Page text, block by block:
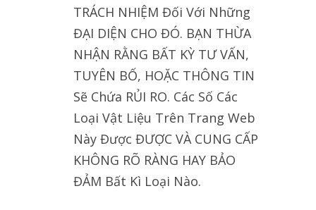
TRÁCH NHIỆM Đối Với Những
ĐẠI DIỆN CHO ĐÓ. BẠN THỪA
NHẬN RẰNG BẤT KỲ TƯ VẤN,
TUYÊN BỐ, HOẶC THÔNG TIN
Sẽ Chứa RỦI RO. Các Số Các
Loại Vật Liệu Trên Trang Web
Này Được ĐƯỢC VÀ CUNG CẤP
KHÔNG RÕ RÀNG HAY BẢO
ĐẢM Bất Kì Loại Nào.